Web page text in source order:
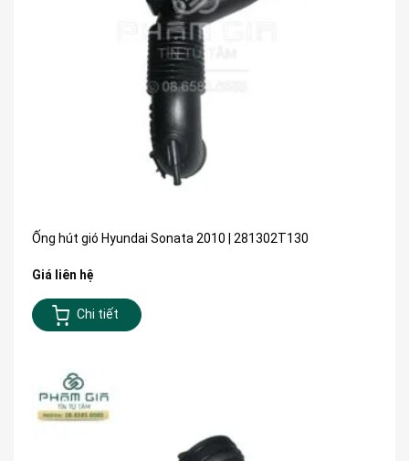
Ống hút gió Hyundai Sonata 2010 | 281302T130
Giá liên hệ
Chi tiết